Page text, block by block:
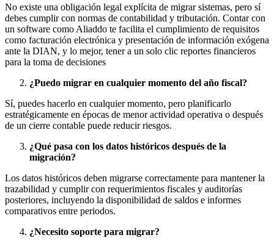
No existe una obligación legal explícita de migrar sistemas, pero sí
debes cumplir con normas de contabilidad y tributación. Contar con
un software como Aliaddo te facilita el cumplimiento de requisitos
como facturación electrónica y presentación de información exógena
ante la DIAN, y lo mejor, tener a un solo clic reportes financieros
para la toma de decisiones
¿Puedo migrar en cualquier momento del año fiscal?
Sí, puedes hacerlo en cualquier momento, pero planificarlo
estratégicamente en épocas de menor actividad operativa o después
de un cierre contable puede reducir riesgos.
¿Qué pasa con los datos históricos después de la
migración?
Los datos históricos deben migrarse correctamente para mantener la
trazabilidad y cumplir con requerimientos fiscales y auditorías
posteriores, incluyendo la disponibilidad de saldos e informes
comparativos entre periodos.
¿Necesito soporte para migrar?